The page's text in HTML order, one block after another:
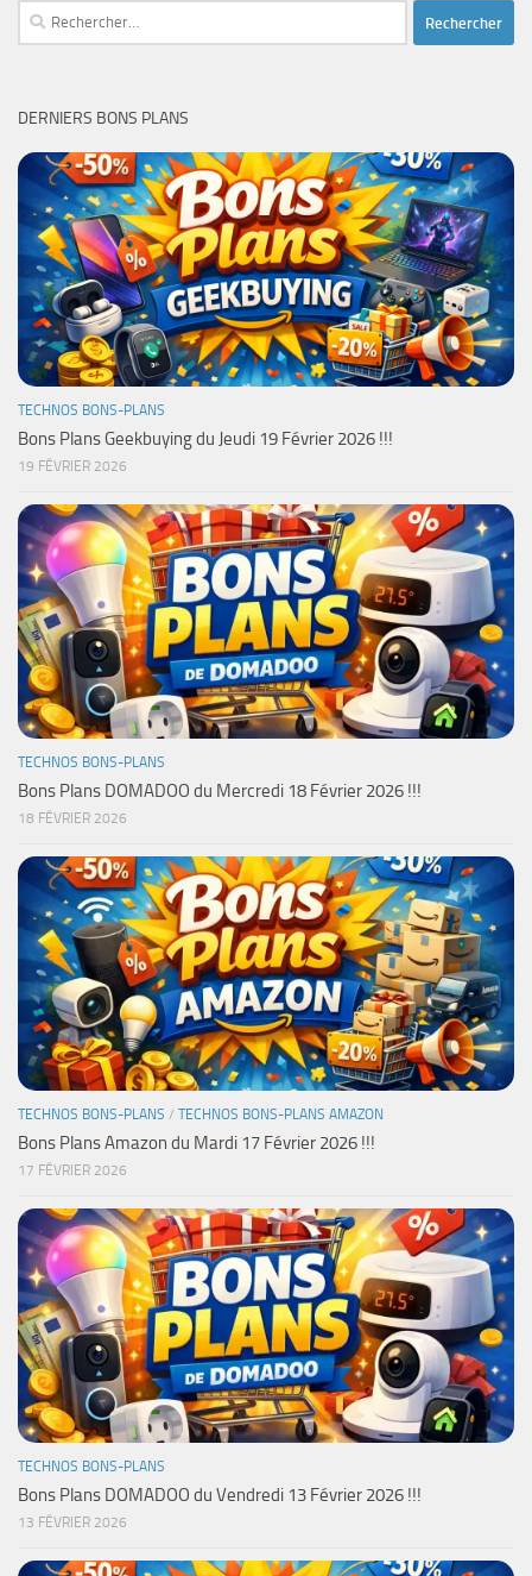
Rechercher :
DERNIERS BONS PLANS
TECHNOS BONS-PLANS
Bons Plans Geekbuying du Jeudi 19 Février 2026 !!!
19 FÉVRIER 2026
TECHNOS BONS-PLANS
Bons Plans DOMADOO du Mercredi 18 Février 2026 !!!
18 FÉVRIER 2026
TECHNOS BONS-PLANS / TECHNOS BONS-PLANS AMAZON
Bons Plans Amazon du Mardi 17 Février 2026 !!!
17 FÉVRIER 2026
TECHNOS BONS-PLANS
Bons Plans DOMADOO du Vendredi 13 Février 2026 !!!
13 FÉVRIER 2026